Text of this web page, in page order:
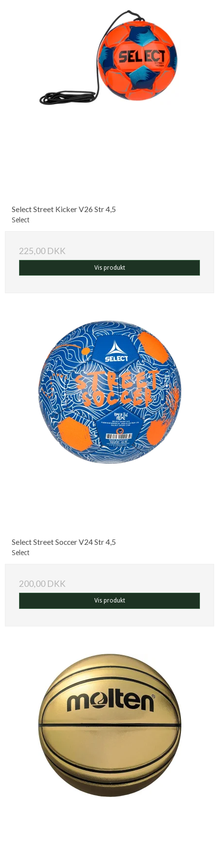
Select Street Kicker V26 Str 4,5
Select
225,00 DKK
Vis produkt
Select Street Soccer V24 Str 4,5
Select
200,00 DKK
Vis produkt